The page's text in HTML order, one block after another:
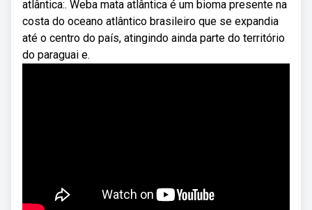
atlântica:. Weba mata atlântica é um bioma presente na
costa do oceano atlântico brasileiro que se expandia
até o centro do país, atingindo ainda parte do território
do paraguai e.